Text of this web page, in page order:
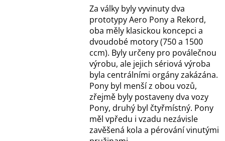
Za války byly vyvinuty dva
prototypy Aero Pony a Rekord,
oba měly klasickou koncepci a
dvoudobé motory (750 a 1500
ccm). Byly určeny pro poválečnou
výrobu, ale jejich sériová výroba
byla centrálními orgány zakázána.
Pony byl menší z obou vozů,
zřejmě byly postaveny dva vozy
Pony, druhý byl čtyřmístný. Pony
měl vpředu i vzadu nezávisle
zavěšená kola a pérování vinutými